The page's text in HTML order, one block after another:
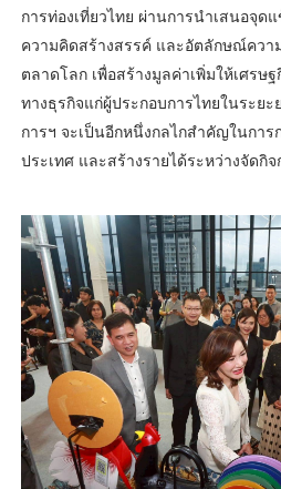
การท่องเที่ยวไทย ผ่านการนำเสนอจุ
ความคิดสร้างสรรค์ และอัตลักษณ์ควา
ตลาดโลก เพื่อสร้างมูลค่าเพิ่มให้เศรษ
ทางธุรกิจแก่ผู้ประกอบการไทยในระย
การฯ จะเป็นอีกหนึ่งกลไกสำคัญในการ
ประเทศ และสร้างรายได้ระหว่างจัดกิ